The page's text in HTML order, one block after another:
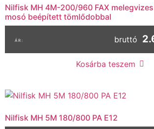
Nilfisk MH 4M-200/960 FAX
mosó beépített tömlődobbal
bruttó
Kosárba teszem
Nilfisk MH 5M 180/800 PA E12